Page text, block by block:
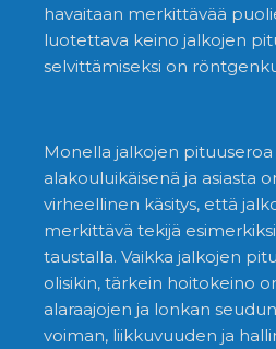
havaitaan merkittävää
luotettava keino jalkojen
selvittämiseksi on
Monella jalkojen
alakouluikäisenä ja asiasta
virheellinen käsitys, että
merkittävä tekijä
taustalla. Vaikka jalkojen
olisikin, tärkein hoitokeino
alaraajojen ja lonkan
voiman, liikkuvuuden ja